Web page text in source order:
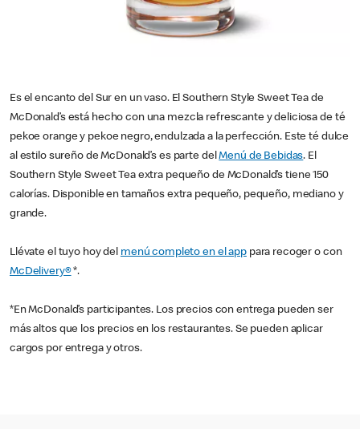
Es el encanto del Sur en un vaso. El Southern Style Sweet Tea de
McDonald’s está hecho con una mezcla refrescante y deliciosa de té
pekoe orange y pekoe negro, endulzada a la perfección. Este té dulce
al estilo sureño de McDonald’s es parte delMenú de Bebidas. El
Southern Style Sweet Tea extra pequeño de McDonald’s tiene 150
calorías. Disponible en tamaños extra pequeño, pequeño, mediano y
grande.
Llévate el tuyo hoy del menú completo en el apppara recoger o con
McDelivery®*.
*En McDonald’s participantes. Los precios con entrega pueden ser
más altos que los precios en los restaurantes. Se pueden aplicar
cargos por entrega y otros.